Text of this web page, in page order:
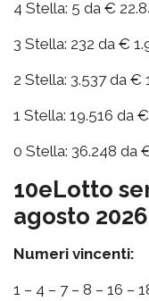
4 Stella: 5 da €
3 Stella: 232 da €
2 Stella: 3.537 da €
1 Stella: 19.516 da
0 Stella: 36.248 da
10eLotto
agosto 2026
Numeri vincenti:
1 – 4 – 7 – 8 – 16 –